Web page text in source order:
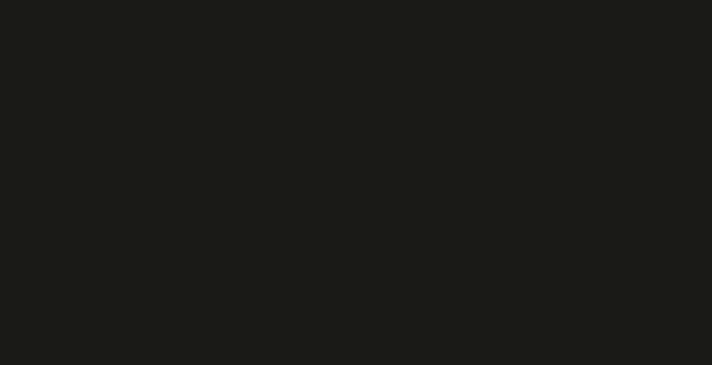
Brasileirão, o lateral-direito
ao lado de Gustavo Henrique
de jogos, o alvinegro, ex-Seleção